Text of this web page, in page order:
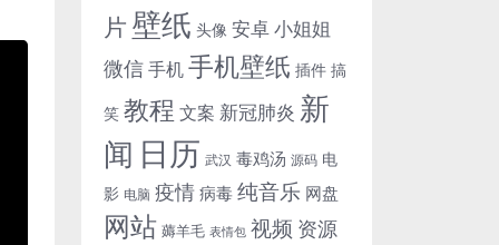
片 壁纸 头像 安卓小姐姐
微信手机手机壁纸 插件 搞
笑 教程 文案 新冠肺炎 新
闻 日历 武汉 毒鸡汤 源码 电
影 电脑 疫情 病毒 纯音乐 网盘
网站 薅羊毛 表情包 视频 资源